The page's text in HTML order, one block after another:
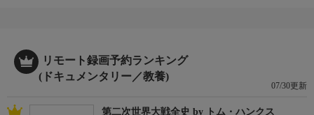
リモート録画予約ランキング
(ドキュメンタリー／教養)
07/30更新
第二次世界大戦全史 by トム・ハンクス